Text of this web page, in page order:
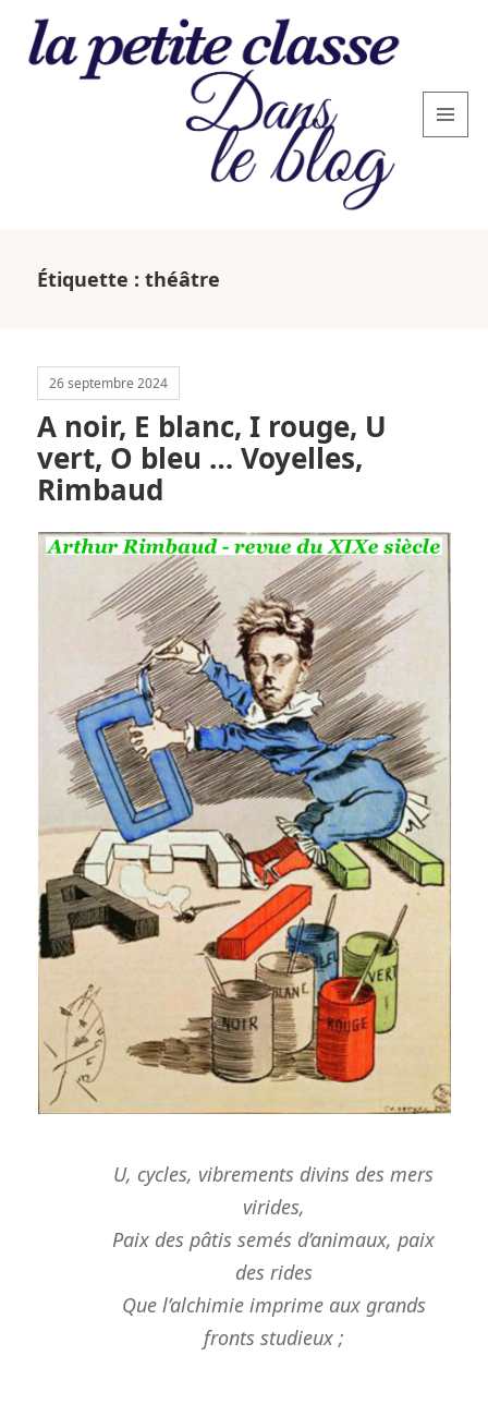
petite
classe
Étiquette :théâtre
26 septembre 2024
A noir, E blanc, I rouge, U
vert, O bleu … Voyelles,
Rimbaud
U, cycles, vibrements divins des mers
virides,
Paix des pâtis semés d’animaux, paix
des rides
Que l’alchimie imprime aux grands
fronts studieux ;